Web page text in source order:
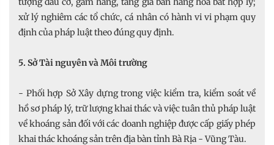
xử lý nghiêm các tổ chức, cá nhân có hành vi vi phạm quy
định của pháp luật theo đúng quy định.
5. Sở Tài nguyên và Môi trường
- Phối hợp Sở Xây dựng trong việc kiểm tra, kiểm soát về
hồ sơ pháp lý, trữ lượng khai thác và việc tuân thủ pháp luật
về khoáng sản đối với các doanh nghiệp được cấp giấy phép
khai thác khoáng sản trên địa bàn tỉnh Bà Rịa - Vũng Tàu.